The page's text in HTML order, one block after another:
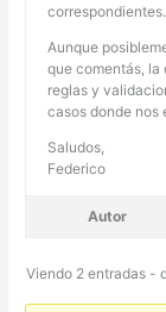
correspondientes.
Aunque
que comentás, la
reglas y
casos donde nos
Saludos,
Federico
Autor
Viendo 2 entradas -